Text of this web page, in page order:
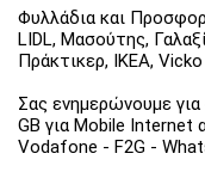
Φυλλάδια και
LIDL, Μασούτης,
Πράκτικερ, ΙΚΕΑ, Vicko
Σας ενημερώνουμε
GB για Mobile
Vodafone - F2G -